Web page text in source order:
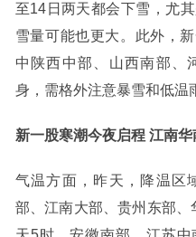
至14日两天都会下雪，尤
雪量可能也更大。此外，
中陕西中部、山西南部、
身，需格外注意暴雪和低温
新一股寒潮今夜启程 江南
气温方面，昨天，降温区
部、江南大部、贵州东部